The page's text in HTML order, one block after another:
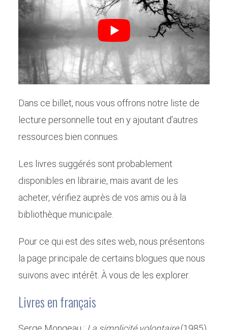
Dans ce billet, nous vous offrons notre liste de
lecture personnelle tout en y ajoutant d’autres
ressources bien connues.
Les livres suggérés sont probablement
disponibles en librairie, mais avant de les
acheter, vérifiez auprès de vos amis ou à la
bibliothèque municipale.
Pour ce qui est des sites web, nous présentons
la page principale de certains blogues que nous
suivons avec intérêt. À vous de les explorer.
Livres en français